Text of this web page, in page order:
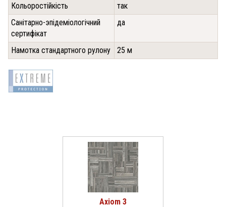
Кольоростійкість
так
Санітарно-эпідеміологічний
сертифікат
да
Намотка стандартного рулону 25 м
Axiom 3